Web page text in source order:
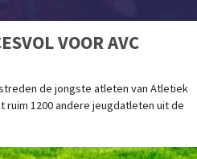
VOOR AVC
streden de jongste atleten van Atletiek
ruim 1200 andere jeugdatleten uit de